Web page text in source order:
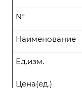
№
Наименование
Ед.изм.
Цена(ед.)